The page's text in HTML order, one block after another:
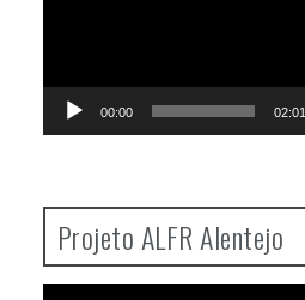
00:00 02:01
Projeto ALFR Alentejo